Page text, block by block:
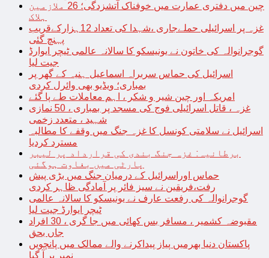
چین میں دفتری عمارت میں خوفناک آتشزدگی؛ 26 ملازمین
ہلاک
غزہ پر اسرائیلی حملےجاری ،شہدا کی تعداد 12ہزارکےقریب
پہنچ گئی
گوجرانوالہ کی خاتون نے یونیسکو کا سالانہ عالمی ٹیچر ایوارڈ
جیت لیا
اسرائیل کی حماس سربراہ اسماعیل ہنیہ کے گھر پر
بمباری؛ ویڈیو بھی وائرل کردی
امریکہ اور چین شیر و شکر ، اہم معاملات طے پا گئے
غزہ ، قاتل اسرائیلی فوج کی مسجد پر بمباری ، 50 نمازی
شہید ، متعدد زخمی
اسرائیل نے سلامتی کونسل کا غزہ جنگ میں وقفے کا مطالبہ
مسترد کردیا
برطانیہ: غزہ جنگ بندی کی قرارداد پر لیبر
پارٹی میں بغاوت ہوگئی
حماس اوراسرائیل کے درمیان جنگ میں بڑی پیش
رفت،فریقین نے سیز فائر پر آمادگی ظاہر کردی
گوجرانوالہ کی رفعت عارف نے یونیسکو کا سالانہ عالمی
ٹیچر ایوارڈ جیت لیا
مقبوضہ کشمیر ، مسافر بس کھائی میں جا گری ، 30 افراد
جاں بحق
پاکستان دنیا بھرمیں پیاز پیداکرنے والے ممالک میں پانچویں
نمبر پر آ گیا